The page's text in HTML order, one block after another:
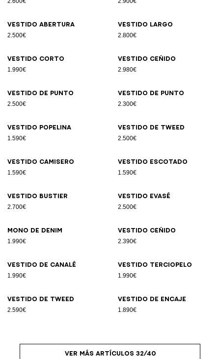
Vestido abertura
2.500€
Vestido largo
2.800€
Vestido corto
1.990€
Vestido ceñido
2.980€
Vestido de punto
2.500€
Vestido de punto
2.300€
Vestido popelina
1.590€
Vestido de tweed
2.500€
Vestido camisero
1.590€
Vestido escotado
1.590€
Vestido bustier
2.700€
Vestido evasé
2.500€
Mono de denim
1.990€
Vestido ceñido
2.390€
Vestido de canalé
1.990€
Vestido terciopelo
1.990€
Vestido de tweed
2.590€
Vestido de encaje
1.890€
VER MÁS ARTÍCULOS 32/40